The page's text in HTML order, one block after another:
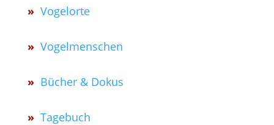
» Vogelorte
» Vogelmenschen
» Bücher & Dokus
» Tagebuch